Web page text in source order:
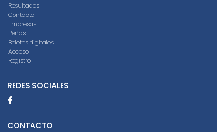
Resultados
Contacto
Empresas
Peñas
Boletos digitales
Acceso
Registro
REDES SOCIALES
CONTACTO